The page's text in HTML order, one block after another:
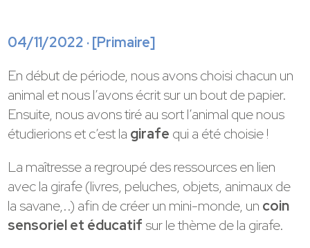
04/11/2022 · [Primaire]
En début de période, nous avons choisi chacun un
animal et nous l’avons écrit sur un bout de papier.
Ensuite, nous avons tiré au sort l’animal que nous
étudierions et c’est la girafe qui a été choisie !
La maîtresse a regroupé des ressources en lien
avec la girafe (livres, peluches, objets, animaux de
la savane,..) afin de créer un mini-monde, un coin
sensoriel et éducatif sur le thème de la girafe.